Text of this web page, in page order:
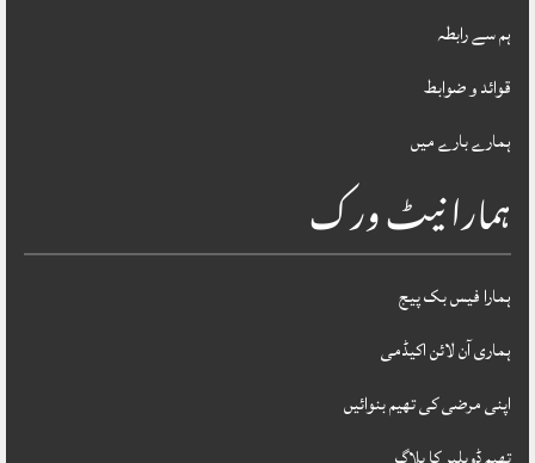
ہم سے رابطہ
قوائد و ضوابط
ہمارے بارے میں
ہمارا نیٹ ورک
ہمارا فیس بک پیج
ہماری آن لائن اکیڈمی
اپنی مرضی کی تھیم بنوائیں